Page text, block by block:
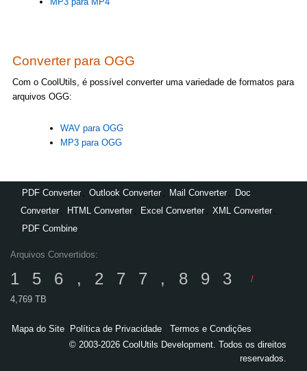
Converter para OGG
Com o CoolUtils, é possível converter uma variedade de formatos para
arquivos OGG:
WAV para OGG
MP3 para OGG
PDF Converter Outlook Converter Mail Converter
Doc
Converter
HTML Converter Excel Converter XML Converter
PDF Combine
Arquivos Convertidos:
156,277,893
/
4,769 TB
Mapa do Site Política de Privacidade
Termos e Condições
© 2003-2026 CoolUtils Development. Todos os direitos
reservados.